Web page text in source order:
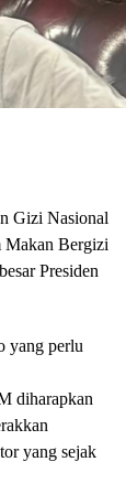
Gizi Nasional
Makan Bergizi
Presiden
yang perlu
diharapkan
yang sejak